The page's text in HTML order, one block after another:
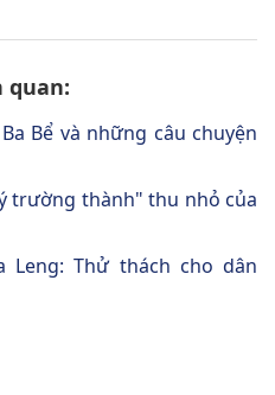
quan:
Bể và những câu chuyện
trường thành" thu nhỏ của
Leng: Thử thách cho dân